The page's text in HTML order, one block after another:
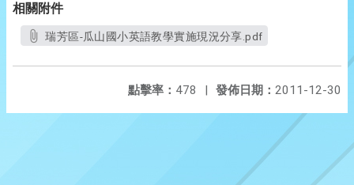
相關附件
瑞芳區-瓜山國小英語教學實施現況分享.pdf
發佈日期： 2011-12-30
點擊率： 478 |